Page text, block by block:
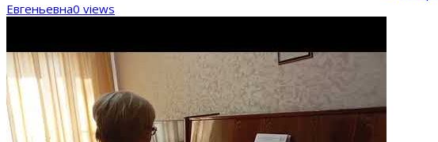
Евгеньевна0 views